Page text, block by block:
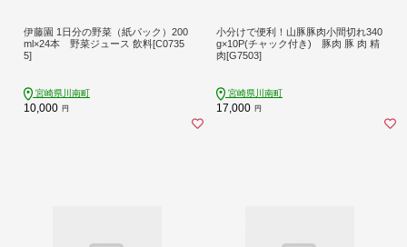
伊藤園 1日分の野菜（紙パック）200
ml×24本 野菜ジュース 飲料[C0735
5]
宮崎県川南町
10,000 円
小分けで便利！山豚豚肉小間切れ340
g×10P(チャック付き) 豚肉 豚 肉 精
肉[G7503]
宮崎県川南町
17,000 円